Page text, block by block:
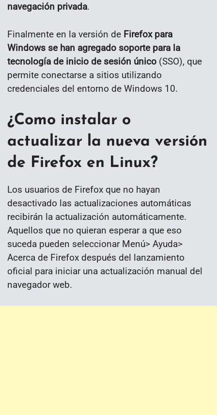
navegación privada.
Finalmente en la versión de Firefox para
Windows se han agregado soporte para la
tecnología de inicio de sesión único (SSO), que
permite conectarse a sitios utilizando
credenciales del entorno de Windows 10.
¿Como instalar o
actualizar la nueva versión
de Firefox en Linux?
Los usuarios de Firefox que no hayan
desactivado las actualizaciones automáticas
recibirán la actualización automáticamente.
Aquellos que no quieran esperar a que eso
suceda pueden seleccionar Menú> Ayuda>
Acerca de Firefox después del lanzamiento
oficial para iniciar una actualización manual del
navegador web.